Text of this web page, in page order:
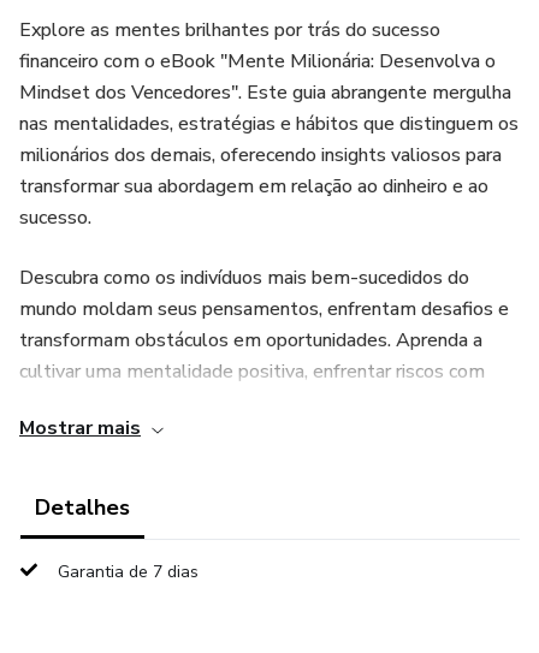
Explore as mentes brilhantes por trás do sucesso
financeiro com o eBook "Mente Milionária: Desenvolva o
Mindset dos Vencedores". Este guia abrangente mergulha
nas mentalidades, estratégias e hábitos que distinguem os
milionários dos demais, oferecendo insights valiosos para
transformar sua abordagem em relação ao dinheiro e ao
sucesso.
Descubra como os indivíduos mais bem-sucedidos do
mundo moldam seus pensamentos, enfrentam desafios e
transformam obstáculos em oportunidades. Aprenda a
cultivar uma mentalidade positiva, enfrentar riscos com
superar adversidades financeiras.
O eBook aborda temas fundamentais, como a importância
estratégias de investimento inteligentes e a construção de
Mostrar mais
Detalhes
Garantia de 7 dias